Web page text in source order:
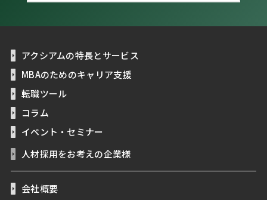
アクシアムの特長とサービス
MBAのためのキャリア支援
転職ツール
コラム
イベント・セミナー
人材採用をお考えの企業様
会社概要